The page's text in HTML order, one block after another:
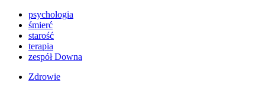
psychologia
śmierć
starość
terapia
zespół Downa
Zdrowie